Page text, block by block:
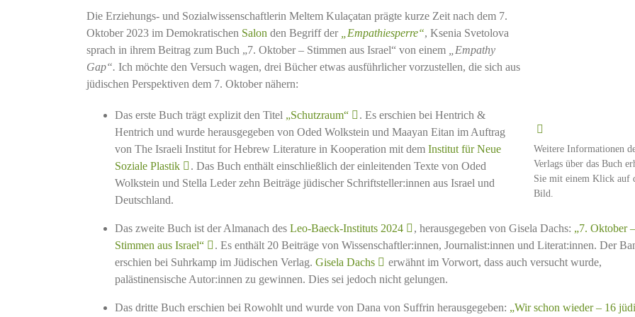
Weitere Informationen
Verlags über das Buch
Sie mit einem Klick auf
Bild.
Die Erziehungs- und Sozialwissenschaftlerin Meltem Kulaçatan prägte kurze Zeit nach dem 7.
Oktober 2023 im Demokratischen Salon den Begriff der „Empathiesperre“, Ksenia Svetolova
sprach in ihrem Beitrag zum Buch „7. Oktober – Stimmen aus Israel“ von einem
„Empathy
Gap“. Ich möchte den Versuch wagen, drei Bücher etwas ausführlicher vorzustellen, die sich aus
jüdischen Perspektiven dem 7. Oktober nähern:
Das erste Buch trägt explizit den Titel „Schutzraum“
. Es erschien bei Hentrich &
Hentrich und wurde herausgegeben von Oded Wolkstein und Maayan Eitan im Auftrag
von The Israeli Institut for Hebrew Literature in Kooperation mit dem Institut für Neue
Soziale Plastik
. Das Buch enthält einschließlich der einleitenden Texte von Oded
Wolkstein und Stella Leder zehn Beiträge jüdischer Schriftsteller:innen aus Israel und
Deutschland.
Das zweite Buch ist der Almanach des Leo-Baeck-Instituts 2024 , herausgegeben von Gisela Dachs: „7. Oktober –
Stimmen aus Israel“
. Es enthält 20 Beiträge von Wissenschaftler:innen, Journalist:innen und Literat:innen. Der
erschien bei Suhrkamp im Jüdischen Verlag. Gisela Dachs
erwähnt im Vorwort, dass auch versucht wurde,
palästinensische Autor:innen zu gewinnen. Dies sei jedoch nicht gelungen.
Das dritte Buch erschien bei Rowohlt und wurde von Dana von Suffrin herausgegeben: „Wir schon wieder – 16